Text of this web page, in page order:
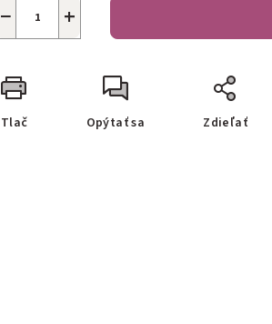
+
−
Tlač Opýtať sa Zdieľať